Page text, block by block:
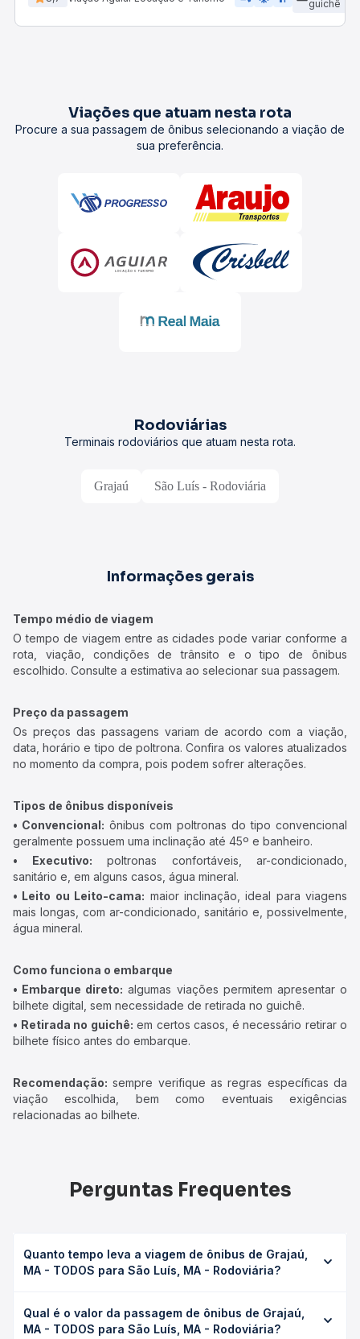
guichê
Viações que atuam nesta rota
Procure a sua passagem de ônibus selecionando a viação de
sua preferência.
Rodoviárias
Terminais rodoviários que atuam nesta rota.
Grajaú São Luís - Rodoviária
Informações gerais
Tempo médio de viagem
O tempo de viagem entre as cidades pode variar conforme a
rota, viação, condições de trânsito e o tipo de ônibus
escolhido. Consulte a estimativa ao selecionar sua passagem.
Preço da passagem
Os preços das passagens variam de acordo com a viação,
data, horário e tipo de poltrona. Confira os valores atualizados
no momento da compra, pois podem sofrer alterações.
Tipos de ônibus disponíveis
• Convencional: ônibus com poltronas do tipo convencional
geralmente possuem uma inclinação até 45º e banheiro.
• Executivo: poltronas confortáveis, ar-condicionado,
sanitário e, em alguns casos, água mineral.
• Leito ou Leito-cama: maior inclinação, ideal para viagens
mais longas, com ar-condicionado, sanitário e, possivelmente,
água mineral.
Como funciona o embarque
• Embarque direto: algumas viações permitem apresentar o
bilhete digital, sem necessidade de retirada no guichê.
• Retirada no guichê: em certos casos, é necessário retirar o
bilhete físico antes do embarque.
Recomendação: sempre verifique as regras específicas da
viação escolhida, bem como eventuais exigências
relacionadas ao bilhete.
Perguntas Frequentes
Quanto tempo leva a viagem de ônibus de Grajaú,
MA - TODOS para São Luís, MA - Rodoviária?
MA - Rodoviária leva em média 9h 57min, podendo variar
conforme a viação, o tipo de serviço (convencional,
Qual é o valor da passagem de ônibus de Grajaú,
MA - TODOS para São Luís, MA - Rodoviária?